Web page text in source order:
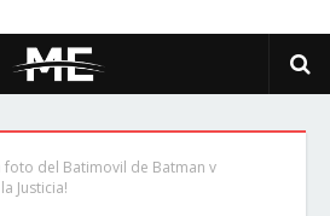
foto del Batimovil de Batman v
Justicia!